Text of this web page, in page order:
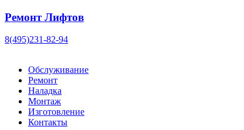
Ремонт Лифтов
8(495)231-82-94
Обслуживание
Ремонт
Наладка
Монтаж
Изготовление
Контакты